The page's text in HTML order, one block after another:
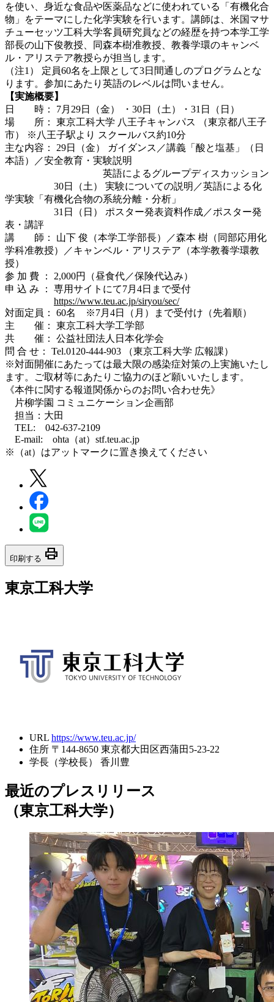
を使い、身近な食品や医薬品などに使われている「有機化合
物」をテーマにした化学実験を行います。講師は、米国マサ
チューセッツ工科大学客員研究員などの経歴を持つ本学工学
部長の山下俊教授、同森本樹准教授、教養学環のキャンベ
ル・アリステア教授らが担当します。
（注1） 定員60名を上限として3日間通しのプログラムとな
ります。参加にあたり英語のレベルは問いません。
【実施概要】
日 時： 7月29日（金） ・30日（土）・31日（日）
場 所： 東京工科大学 八王子キャンパス （東京都八王子
市） ※八王子駅より スクールバス約10分
主な内容： 29日（金） ガイダンス／講義「酸と塩基」（日
本語）／安全教育・実験説明
英語によるグループディスカッション
30日（土） 実験についての説明／英語による化
学実験「有機化合物の系統分離・分析」
31日（日） ポスター発表資料作成／ポスター発
表・講評
講 師： 山下 俊（本学工学部長）／森本 樹（同部応用化
学科准教授）／キャンベル・アリステア（本学教養学環教
授）
参 加 費 ： 2,000円（昼食代／保険代込み）
申 込 み ： 専用サイトにて7月4日まで受付
https://www.teu.ac.jp/siryou/sec/
対面定員： 60名 ※7月4日（月）まで受付け（先着順）
主 催： 東京工科大学工学部
共 催： 公益社団法人日本化学会
問 合 せ： Tel.0120-444-903 （東京工科大学 広報課）
※対面開催にあたっては最大限の感染症対策の上実施いたし
ます。ご取材等にあたりご協力のほど願いいたします。
《本件に関する報道関係からのお問い合わせ先》
片柳学園 コミュニケーション企画部
担当：大田
TEL: 042-637-2109
E-mail: ohta（at）stf.teu.ac.jp
※（at）はアットマークに置き換えてください
印刷する print
東京工科大学
URL https://www.teu.ac.jp/
住所 〒144-8650 東京都大田区西蒲田5-23-22
学長（学校長）
香川豊
最近のプレスリリース
（東京工科大学）